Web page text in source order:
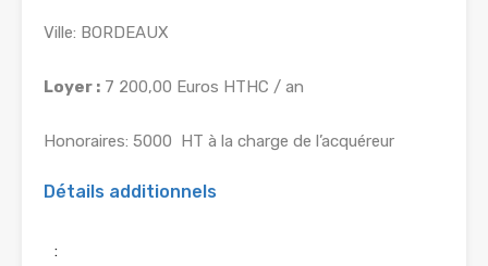
Ville: BORDEAUX
Loyer : 7 200,00 Euros HTHC / an
Honoraires: 5000  HT à la charge de l’acquéreur
Détails additionnels
: